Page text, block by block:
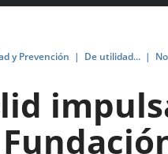
y Prevención De utilidad...